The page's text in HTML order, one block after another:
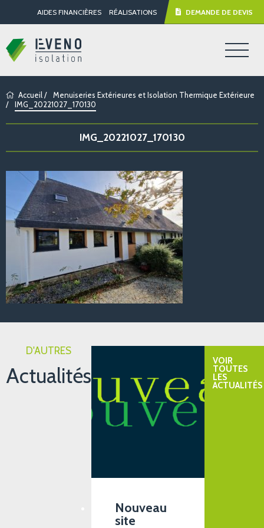
AIDES FINANCIÈRES RÉALISATIONS DEMANDE DE DEVIS
Accueil/
Menuiseries Extérieures et Isolation Thermique Extérieure
/
IMG_20221027_170130
IMG_20221027_170130
D'AUTRES
Actualités
Nouveau
site
VOIR
TOUTES
LES
ACTUALITÉS